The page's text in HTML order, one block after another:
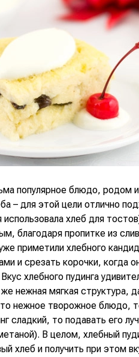
популярное блюдо, родом
– для этой цели отлично
использовала хлеб для
благодаря пропитке из
приметили хлебного
и срезать корочки, когда
хлебного пудинга
же нежная мягкая структура,
нежное творожное блюдо,
сладкий, то подавать его
В целом, хлебный
хлеб и получить при этом